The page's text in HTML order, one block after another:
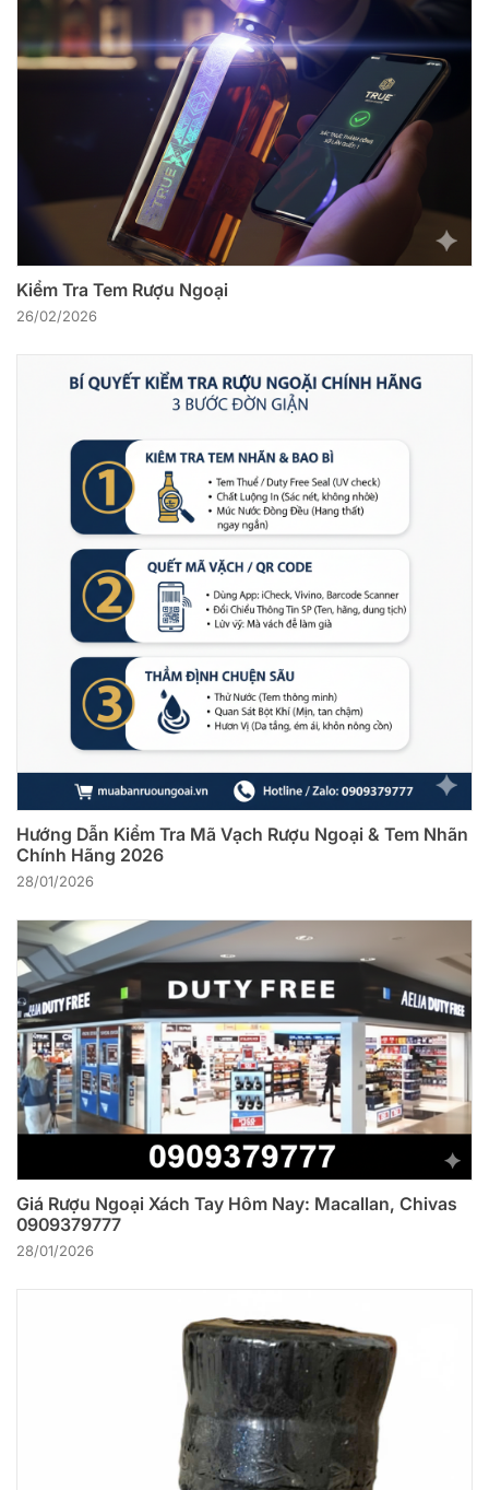
Kiểm Tra Tem Rượu Ngoại
26/02/2026
Hướng Dẫn Kiểm Tra Mã Vạch Rượu Ngoại & Tem Nhãn
Chính Hãng 2026
28/01/2026
Giá Rượu Ngoại Xách Tay Hôm Nay: Macallan, Chivas
0909379777
28/01/2026